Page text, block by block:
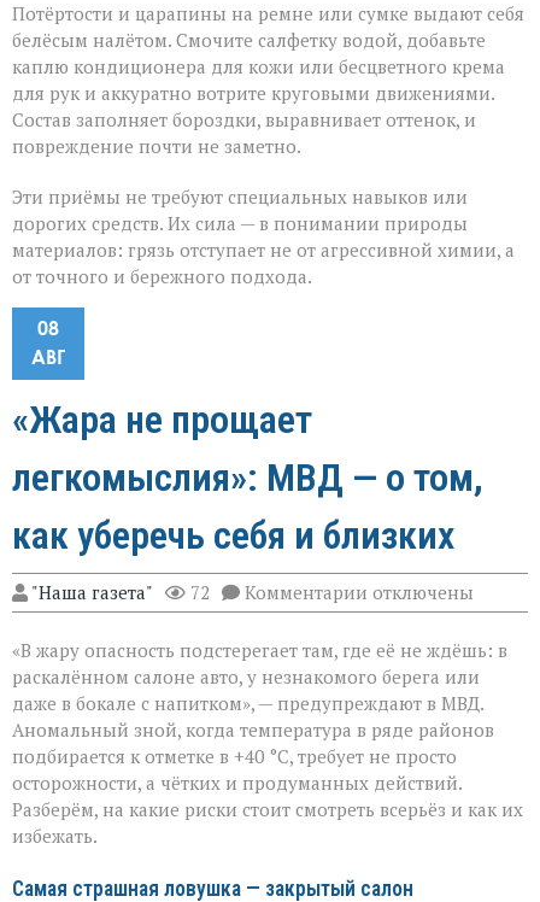
Потёртости и царапины на ремне или сумке выдают себя
белёсым налётом. Смочите салфетку водой, добавьте
каплю кондиционера для кожи или бесцветного крема
для рук и аккуратно вотрите круговыми движениями.
Состав заполняет бороздки, выравнивает оттенок, и
повреждение почти не заметно.
Эти приёмы не требуют специальных навыков или
дорогих средств. Их сила — в понимании природы
материалов: грязь отступает не от агрессивной химии, а
от точного и бережного подхода.
08
АВГ
«Жара не прощает
легкомыслия»: МВД — о том,
как уберечь себя и близких
"Наша газета" 72 Комментарии к
записи
не
прощает
легкомыслия»:
МВД — о
том,
как
уберечь
себя
и
отключены
«В жару опасность подстерегает там, где её не ждёшь: в
раскалённом салоне авто, у незнакомого берега или
даже в бокале с напитком», — предупреждают в МВД.
Аномальный зной, когда температура в ряде районов
подбирается к отметке в +40 °C, требует не просто
осторожности, а чётких и продуманных действий.
Разберём, на какие риски стоит смотреть всерьёз и как их
избежать.
Самая страшная ловушка — закрытый салон